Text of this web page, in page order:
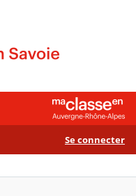
Se connecter